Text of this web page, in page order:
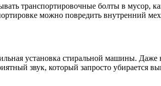
транспортировочные болты в мусор,
можно повредить внутренний
установка стиральной машины.
звук, который запросто убирается